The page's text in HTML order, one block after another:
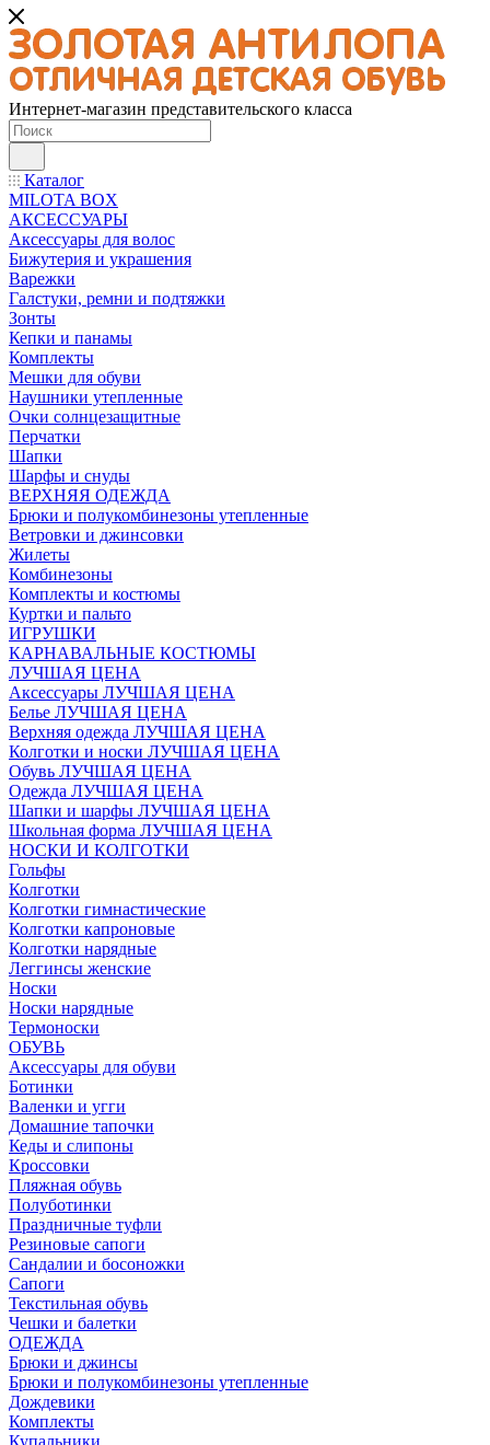
Интернет-магазин представительского класса
Каталог
MILOTA BOX
АКСЕССУАРЫ
Аксессуары для волос
Бижутерия и украшения
Варежки
Галстуки, ремни и подтяжки
Зонты
Кепки и панамы
Комплекты
Мешки для обуви
Наушники утепленные
Очки солнцезащитные
Перчатки
Шапки
Шарфы и снуды
ВЕРХНЯЯ ОДЕЖДА
Брюки и полукомбинезоны утепленные
Ветровки и джинсовки
Жилеты
Комбинезоны
Комплекты и костюмы
Куртки и пальто
ИГРУШКИ
КАРНАВАЛЬНЫЕ КОСТЮМЫ
ЛУЧШАЯ ЦЕНА
Аксессуары ЛУЧШАЯ ЦЕНА
Белье ЛУЧШАЯ ЦЕНА
Верхняя одежда ЛУЧШАЯ ЦЕНА
Колготки и носки ЛУЧШАЯ ЦЕНА
Обувь ЛУЧШАЯ ЦЕНА
Одежда ЛУЧШАЯ ЦЕНА
Шапки и шарфы ЛУЧШАЯ ЦЕНА
Школьная форма ЛУЧШАЯ ЦЕНА
НОСКИ И КОЛГОТКИ
Гольфы
Колготки
Колготки гимнастические
Колготки капроновые
Колготки нарядные
Леггинсы женские
Носки
Носки нарядные
Термоноски
ОБУВЬ
Аксессуары для обуви
Ботинки
Валенки и угги
Домашние тапочки
Кеды и слипоны
Кроссовки
Пляжная обувь
Полуботинки
Праздничные туфли
Резиновые сапоги
Сандалии и босоножки
Сапоги
Текстильная обувь
Чешки и балетки
ОДЕЖДА
Брюки и джинсы
Брюки и полукомбинезоны утепленные
Дождевики
Комплекты
Купальники